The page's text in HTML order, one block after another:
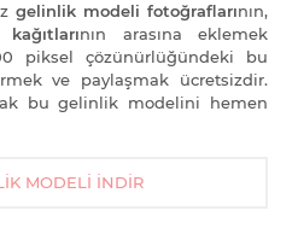
gelinlik modeli fotoğraflarının,
nın arasına eklemek
piksel çözünürlüğündeki bu
ve paylaşmak ücretsizdir.
bu gelinlik modelini hemen
MODELI İNDIR